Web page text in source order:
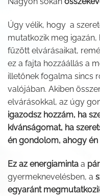
Úgy vélik, hogy a
mutatkozik meg igazán,
fűzött elvárásaikat,
ez a fajta hozzáállás a
illetőnek fogalma sincs
valójában. Akiben
elvárásokkal, az úgy
igazodsz hozzám, ha
kívánságomat, ha
én gondolom, ahogy én
Ez az energiaminta a
gyermeknevelésben, a
egyaránt megmutatkozi